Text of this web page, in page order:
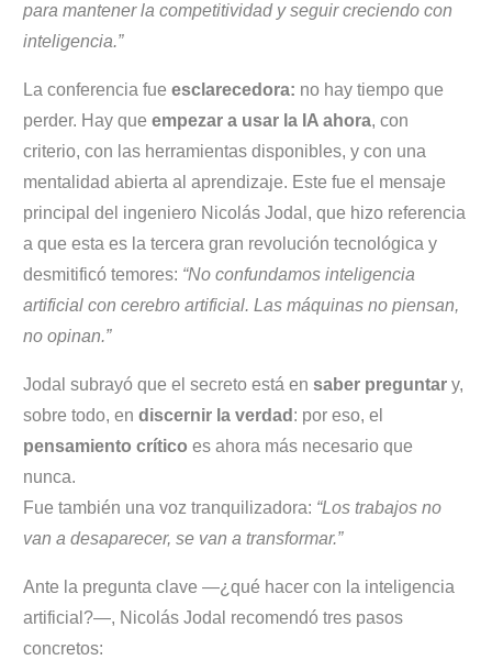
para mantener la competitividad y seguir creciendo con
inteligencia.”
La conferencia fueesclarecedora: no hay tiempo que
perder. Hay queempezar a usar la IA ahora, con
criterio, con las herramientas disponibles, y con una
mentalidad abierta al aprendizaje. Este fue el mensaje
principal del ingeniero Nicolás Jodal, que hizo referencia
a que esta es la tercera gran revolución tecnológica y
desmitificó temores: “No confundamos inteligencia
artificial con cerebro artificial. Las máquinas no piensan,
no opinan.”
Jodal subrayó que el secreto está ensaber preguntar y,
sobre todo, endiscernir la verdad : por eso, el
pensamiento crítico es ahora más necesario que
nunca.
Fue también una voz tranquilizadora: “Los trabajos no
van a desaparecer, se van a transformar.”
Ante la pregunta clave —¿qué hacer con la inteligencia
artificial?—, Nicolás Jodal recomendó tres pasos
concretos: